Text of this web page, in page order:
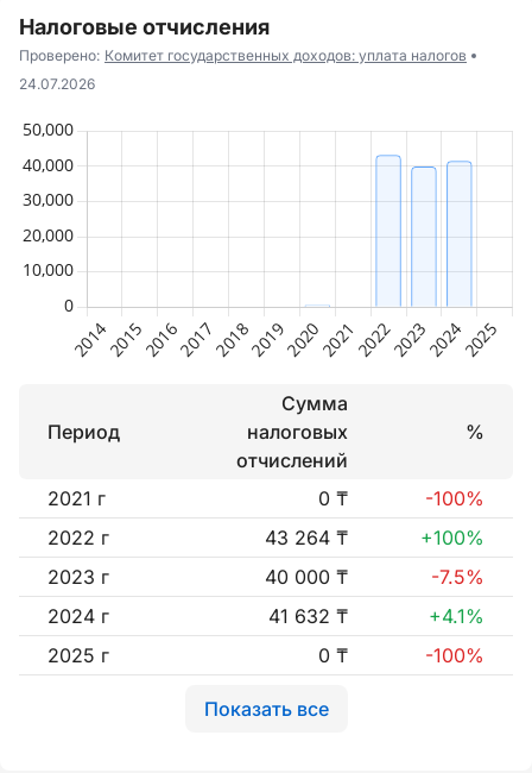
Налоговые отчисления
Проверено: Комитет государственных доходов: уплата налогов
24.07.2026
Период
Сумма
налоговых
отчислений
%
2021 г 0 ₸
-100%
2022 г
43 264 ₸
+100%
2023 г
40 000 ₸
-7.5%
2024 г
41 632 ₸
+4.1%
2025 г
0 ₸ -100%
Показать все